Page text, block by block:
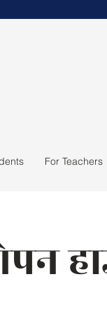
For Teachers